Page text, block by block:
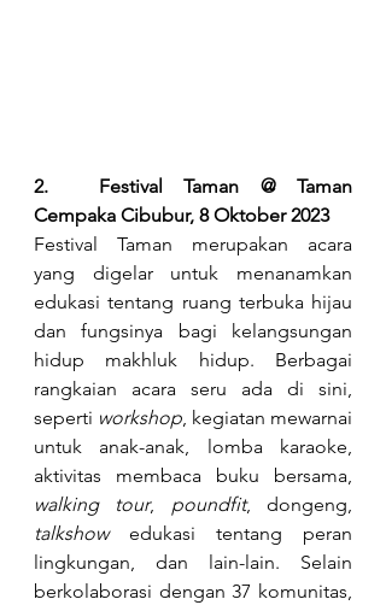
2.	Festival Taman @ Taman
Cempaka Cibubur, 8 Oktober 2023
Festival Taman merupakan acara
yang digelar untuk menanamkan
edukasi tentang ruang terbuka hijau
dan fungsinya bagi kelangsungan
hidup makhluk hidup. Berbagai
rangkaian acara seru ada di sini,
seperti workshop, kegiatan mewarnai
untuk anak-anak, lomba karaoke,
walking tour, poundfit
talkshow edukasi tentang peran
lingkungan, dan lain-lain. Selain
berkolaborasi dengan 37 komunitas,